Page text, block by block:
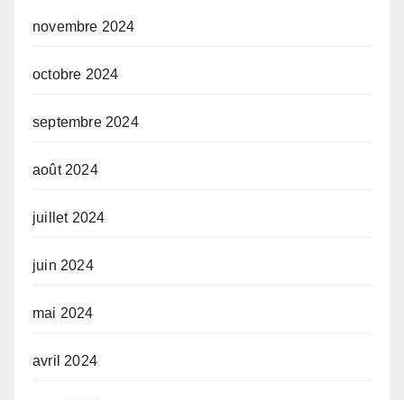
novembre 2024
octobre 2024
septembre 2024
août 2024
juillet 2024
juin 2024
mai 2024
avril 2024